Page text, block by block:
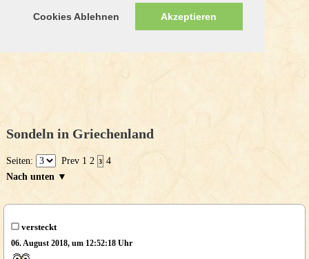
Cookies Ablehnen Akzeptieren
Sondeln in Griechenland
Seiten: Prev 1 2 3 4
Nach unten ▼
versteckt
06. August 2018, um 12:52:18 Uhr